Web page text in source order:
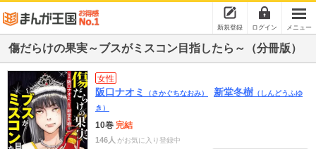
新規登録 ログイン メニュー
傷だらけの果実～ブスがミスコン目指したら～（分冊版）
女性
阪口ナオミ （さかぐちなおみ） 新堂冬樹 （しんどうふゆ
き）
10巻 完結
146人 がお気に入り登録中